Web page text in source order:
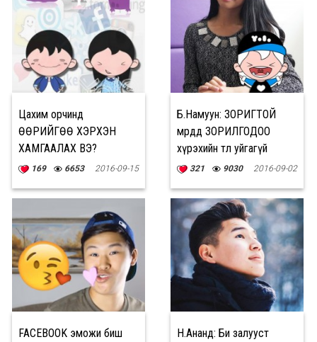
Цахим орчинд
ӨӨРИЙГӨӨ ХЭРХЭН
ХАМГААЛАХ ВЭ?
169 6653 2016-09-15
Б.Намуун: ЗОРИГТОЙ
мөрөөдөөд ЗОРИЛГОДОО
хүрэхийн төлөө уйгагүй
ТЭМЦЭЭРЭЙ
321 9030 2016-09-02
FACEBOOK эможи биш
Н.Ананд: Би залууст